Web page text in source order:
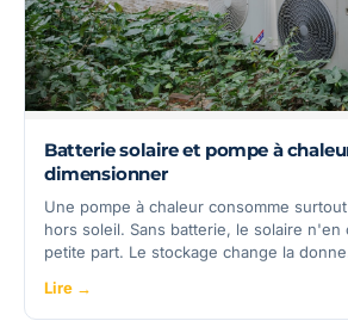
Batterie solaire et pompe à
dimensionner
Une pompe à chaleur consomme
hors soleil. Sans batterie, le solaire
petite part. Le stockage change la
Lire →